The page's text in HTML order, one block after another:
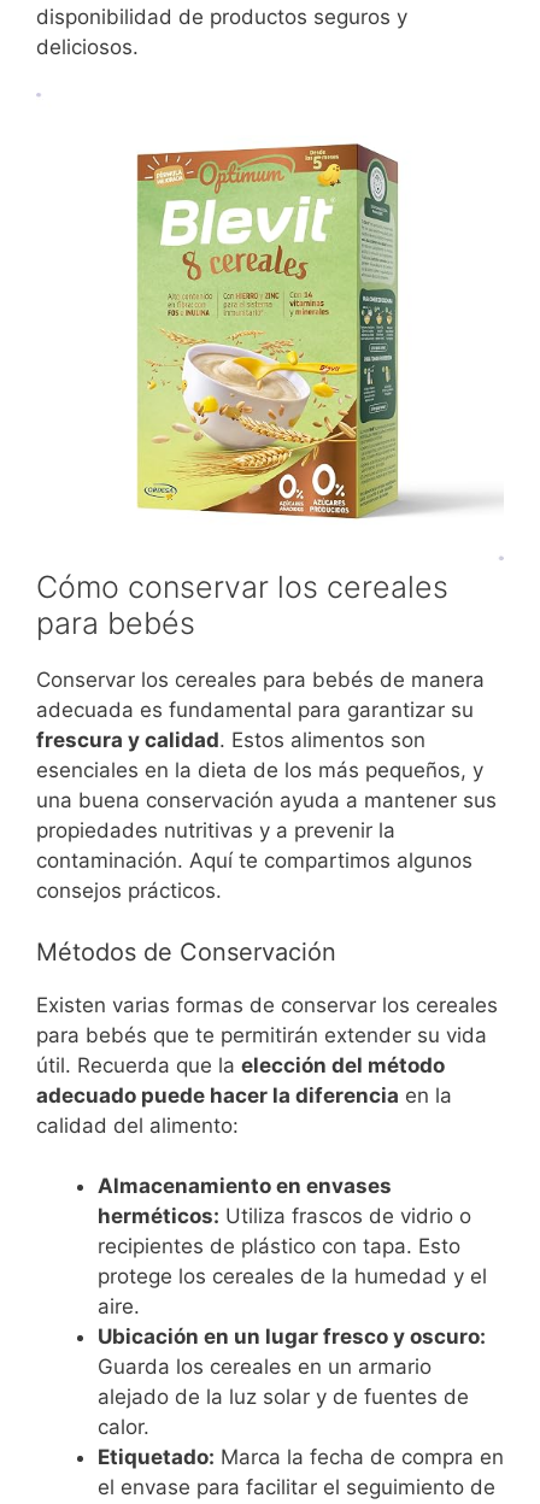
disponibilidad de productos seguros y
deliciosos.
Cómo conservar los cereales
para bebés
Conservar los cereales para bebés de manera
adecuada es fundamental para garantizar su
frescura y calidad. Estos alimentos son
esenciales en la dieta de los más pequeños, y
una buena conservación ayuda a mantener sus
propiedades nutritivas y a prevenir la
contaminación. Aquí te compartimos algunos
consejos prácticos.
Métodos de Conservación
Existen varias formas de conservar los cereales
para bebés que te permitirán extender su vida
útil. Recuerda que la elección del método
adecuado puede hacer la diferencia en la
calidad del alimento:
Almacenamiento en envases
herméticos: Utiliza frascos de vidrio o
recipientes de plástico con tapa. Esto
protege los cereales de la humedad y el
aire.
Ubicación en un lugar fresco y oscuro:
Guarda los cereales en un armario
alejado de la luz solar y de fuentes de
calor.
Etiquetado: Marca la fecha de compra en
el envase para facilitar el seguimiento de